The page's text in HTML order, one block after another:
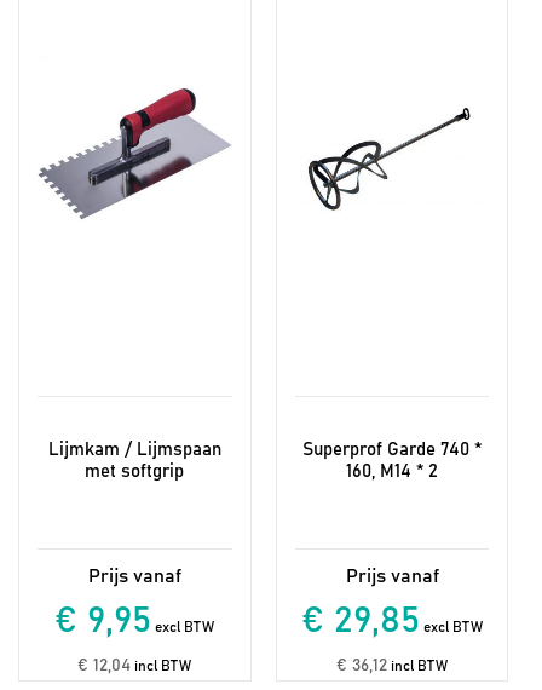
gekozen
worden
Lijmkam / Lijmspaan
met softgrip
€ 9,95 excl BTW
€ 12,04 incl BTW
Superprof Garde 740 *
160, M14 * 2
€ 29,85 excl BTW
€ 36,12 incl BTW